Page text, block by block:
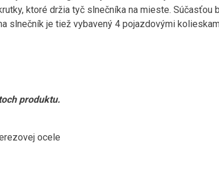
ktoré držia tyč slnečníka na mieste. Súčasťou
slnečník je tiež vybavený 4 pojazdovými
produktu.
ocele